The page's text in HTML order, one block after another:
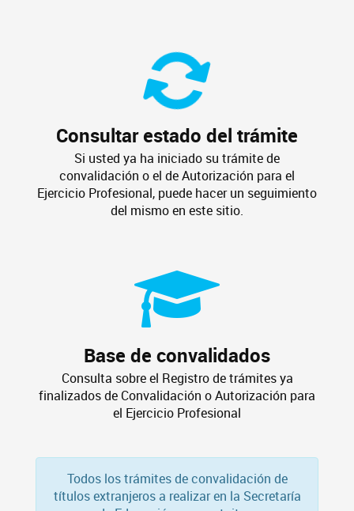
Consultar estado del trámite
Si usted ya ha iniciado su trámite de
convalidación o el de Autorización para el
Ejercicio Profesional, puede hacer un seguimiento
del mismo en este sitio.
Base de convalidados
Consulta sobre el Registro de trámites ya
finalizados de Convalidación o Autorización para
el Ejercicio Profesional
Todos los trámites de convalidación de
títulos extranjeros a realizar en la Secretaría